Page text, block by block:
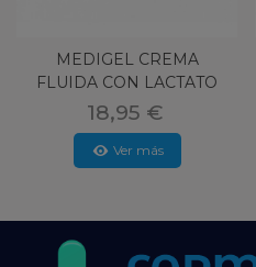
MEDIGEL CREMA
FLUIDA CON LACTATO
AMONICO AL 12%
18,95 €
Ver más